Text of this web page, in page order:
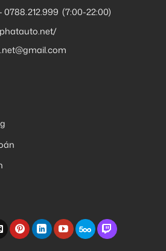
0788.212.999 (7:00-22:00)